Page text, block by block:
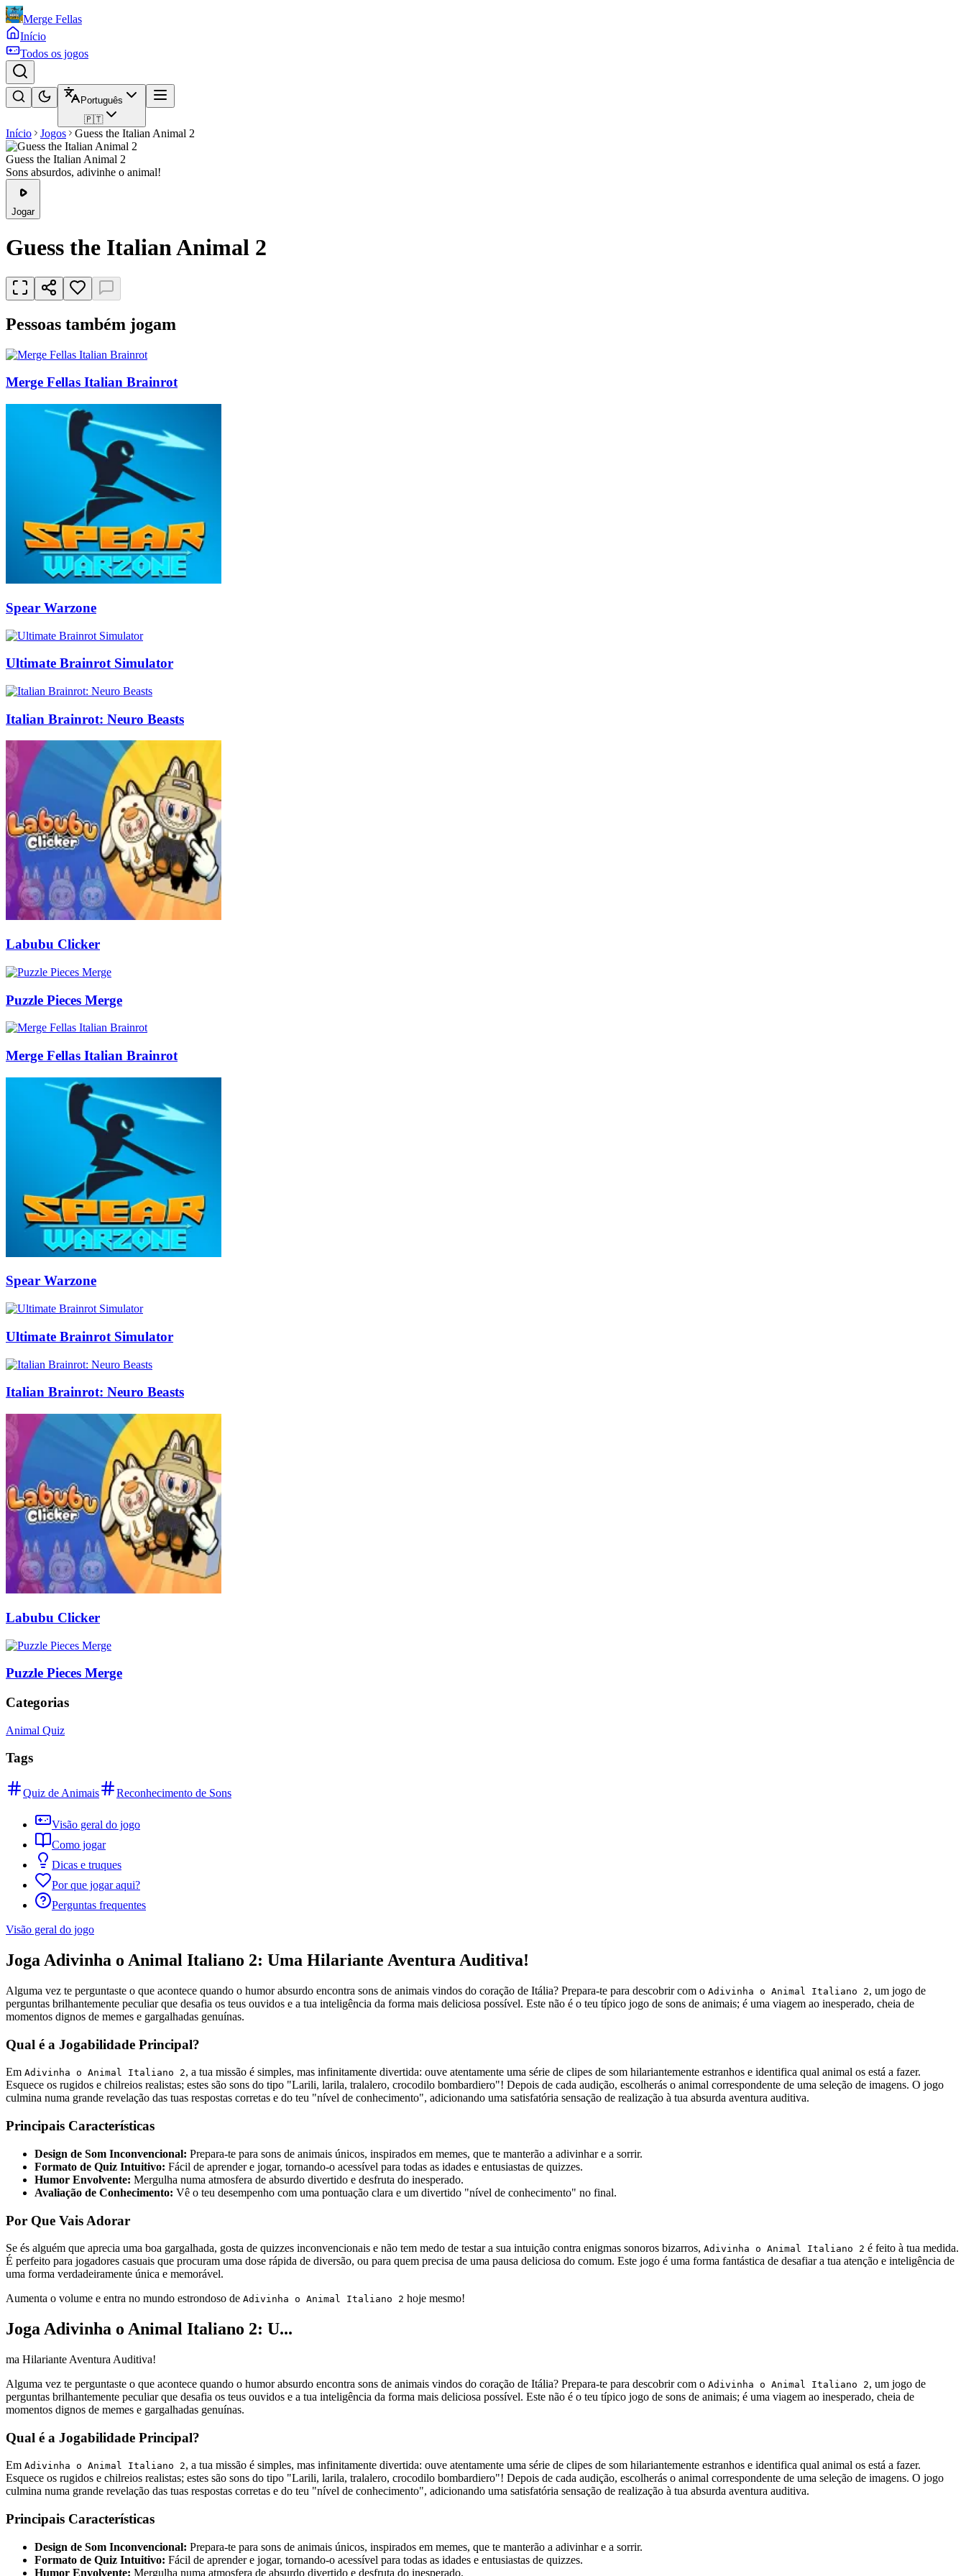
Merge Fellas
Início
Todos os jogos
Português
🇵🇹
Início Jogos Guess the Italian Animal 2
Guess the Italian Animal 2
Sons absurdos, adivinhe o animal!
Jogar
Guess the Italian Animal 2
Pessoas também jogam
Merge Fellas Italian Brainrot
Spear Warzone
Ultimate Brainrot Simulator
Italian Brainrot: Neuro Beasts
Labubu Clicker
Puzzle Pieces Merge
Merge Fellas Italian Brainrot
Spear Warzone
Ultimate Brainrot Simulator
Italian Brainrot: Neuro Beasts
Labubu Clicker
Puzzle Pieces Merge
Categorias
Animal Quiz
Tags
Quiz de Animais Reconhecimento de Sons
Visão geral do jogo
Como jogar
Dicas e truques
Por que jogar aqui?
Perguntas frequentes
Visão geral do jogo
Joga Adivinha o Animal Italiano 2: Uma Hilariante Aventura Auditiva!
Alguma vez te perguntaste o que acontece quando o humor absurdo encontra sons de animais vindos do coração de Itália? Prepara-te para descobrir com o Adivinha o Animal Italiano 2, um jogo de
perguntas brilhantemente peculiar que desafia os teus ouvidos e a tua inteligência da forma mais deliciosa possível. Este não é o teu típico jogo de sons de animais; é uma viagem ao inesperado, cheia de
momentos dignos de memes e gargalhadas genuínas.
Qual é a Jogabilidade Principal?
Em Adivinha o Animal Italiano 2, a tua missão é simples, mas infinitamente divertida: ouve atentamente uma série de clipes de som hilariantemente estranhos e identifica qual animal os está a fazer.
Esquece os rugidos e chilreios realistas; estes são sons do tipo "Larili, larila, tralalero, crocodilo bombardiero"! Depois de cada audição, escolherás o animal correspondente de uma seleção de imagens. O jogo
culmina numa grande revelação das tuas respostas corretas e do teu "nível de conhecimento", adicionando uma satisfatória sensação de realização à tua absurda aventura auditiva.
Principais Características
Design de Som Inconvencional: Prepara-te para sons de animais únicos, inspirados em memes, que te manterão a adivinhar e a sorrir.
Formato de Quiz Intuitivo: Fácil de aprender e jogar, tornando-o acessível para todas as idades e entusiastas de quizzes.
Humor Envolvente: Mergulha numa atmosfera de absurdo divertido e desfruta do inesperado.
Avaliação de Conhecimento: Vê o teu desempenho com uma pontuação clara e um divertido "nível de conhecimento" no final.
Por Que Vais Adorar
Se és alguém que aprecia uma boa gargalhada, gosta de quizzes inconvencionais e não tem medo de testar a sua intuição contra enigmas sonoros bizarros, Adivinha o Animal Italiano 2 é feito à tua medida.
É perfeito para jogadores casuais que procuram uma dose rápida de diversão, ou para quem precisa de uma pausa deliciosa do comum. Este jogo é uma forma fantástica de desafiar a tua atenção e inteligência de
uma forma verdadeiramente única e memorável.
Aumenta o volume e entra no mundo estrondoso de Adivinha o Animal Italiano 2 hoje mesmo!
Joga Adivinha o Animal Italiano 2: U...
ma Hilariante Aventura Auditiva!
Alguma vez te perguntaste o que acontece quando o humor absurdo encontra sons de animais vindos do coração de Itália? Prepara-te para descobrir com o Adivinha o Animal Italiano 2, um jogo de
perguntas brilhantemente peculiar que desafia os teus ouvidos e a tua inteligência da forma mais deliciosa possível. Este não é o teu típico jogo de sons de animais; é uma viagem ao inesperado, cheia de
momentos dignos de memes e gargalhadas genuínas.
Qual é a Jogabilidade Principal?
Em Adivinha o Animal Italiano 2, a tua missão é simples, mas infinitamente divertida: ouve atentamente uma série de clipes de som hilariantemente estranhos e identifica qual animal os está a fazer.
Esquece os rugidos e chilreios realistas; estes são sons do tipo "Larili, larila, tralalero, crocodilo bombardiero"! Depois de cada audição, escolherás o animal correspondente de uma seleção de imagens. O jogo
culmina numa grande revelação das tuas respostas corretas e do teu "nível de conhecimento", adicionando uma satisfatória sensação de realização à tua absurda aventura auditiva.
Principais Características
Design de Som Inconvencional: Prepara-te para sons de animais únicos, inspirados em memes, que te manterão a adivinhar e a sorrir.
Formato de Quiz Intuitivo: Fácil de aprender e jogar, tornando-o acessível para todas as idades e entusiastas de quizzes.
Humor Envolvente: Mergulha numa atmosfera de absurdo divertido e desfruta do inesperado.